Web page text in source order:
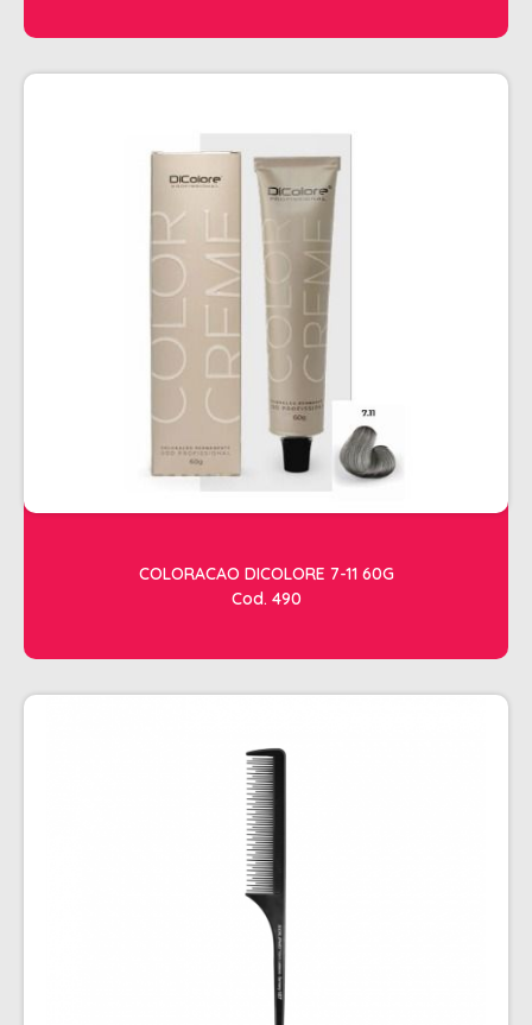
COLORACAO DICOLORE 7-11 60G
Cod. 490